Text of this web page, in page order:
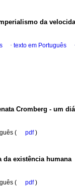
da
· texto em Português
Cromberg - um
( pdf)
da existência humana
( pdf)